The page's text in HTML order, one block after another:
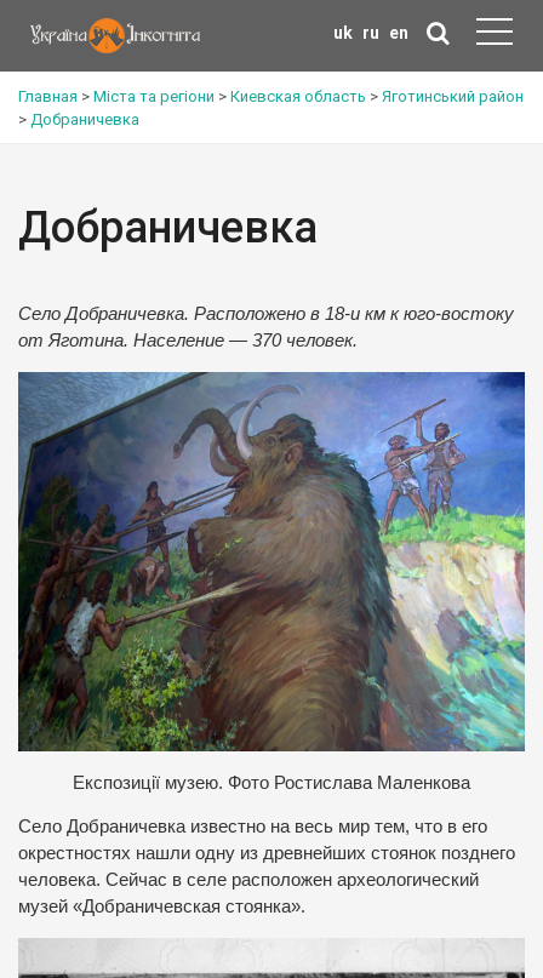
uk ru en
Главная > Міста та регіони > Киевская область > Яготинський район
> Добраничевка
Добраничевка
Село Добраничевка. Расположено в 18-и км к юго-востоку
от Яготина. Население — 370 человек.
Експозиції музею. Фото Ростислава Маленкова
Село Добраничевка известно на весь мир тем, что в его
окрестностях нашли одну из древнейших стоянок позднего
человека. Сейчас в селе расположен археологический
музей «Добраничевская стоянка».